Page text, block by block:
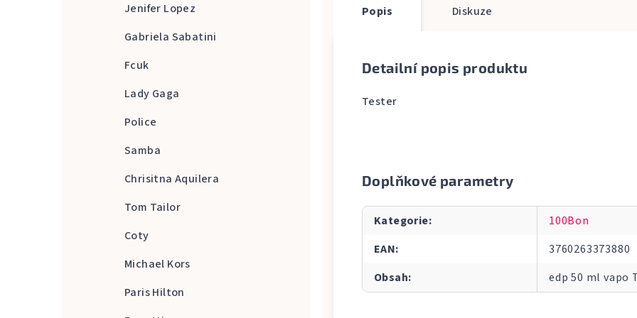
Jenifer Lopez
Gabriela Sabatini
Fcuk
Lady Gaga
Police
Samba
Chrisitna Aquilera
Tom Tailor
Coty
Michael Kors
Paris Hilton
Popis Diskuze
Detailní popis produktu
Tester
Doplňkové parametry
Kategorie:
100Bon
EAN:
3760263373880
Obsah: edp 50 ml vapo